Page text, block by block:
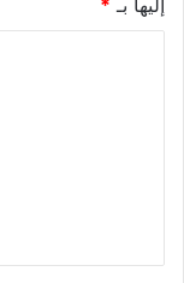
إليها بـ *